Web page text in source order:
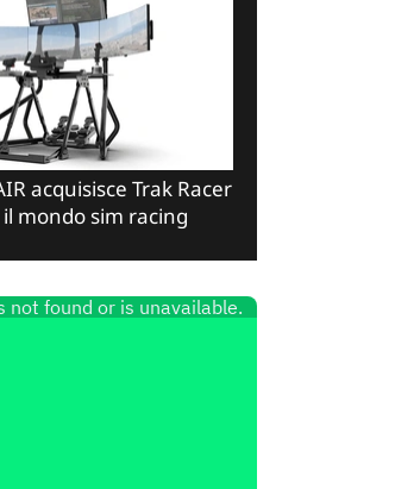
acquisisce Trak Racer
mondo sim racing